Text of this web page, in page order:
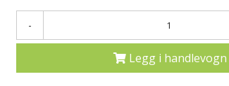
-
Legg i handlevogn